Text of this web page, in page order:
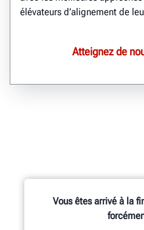
élévateurs d’alignement de
Atteignez de
Vous êtes arrivé à la